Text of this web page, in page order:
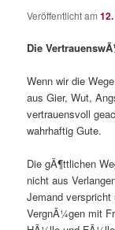
Veröffentlicht am
Die
Wenn wir die
aus Gier, Wut,
vertrauensvoll
wahrhaftig Gute.
Die gÃ¶ttlichen
nicht aus
Jemand
VergnÃ¼gen mit